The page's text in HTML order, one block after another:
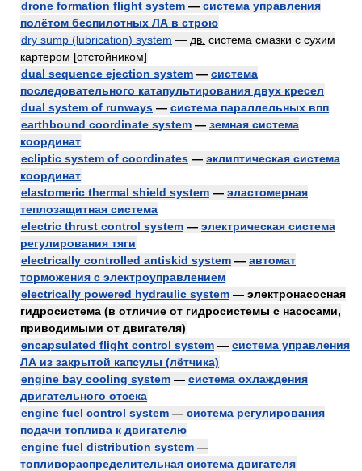
drone formation flight system — система управления
полётом беспилотных ЛА в строю
dry sump (lubrication) system — дв. система смазки с сухим
картером [отстойником]
dual sequence ejection system — система
последовательного катапультирования двух кресел
dual system of runways — система параллельных впп
earthbound coordinate system — земная система
координат
ecliptic system of coordinates — эклиптическая система
координат
elastomeric thermal shield system — эластомерная
теплозащитная система
electric thrust control system — электрическая система
регулирования тяги
electrically controlled antiskid system — автомат
торможения с электроуправлением
electrically powered hydraulic system — электронасосная
гидросистема (в отличие от гидросистемы с насосами,
приводимыми от двигателя)
encapsulated flight control system — система управления
ЛА из закрытой капсулы (лётчика)
engine bay cooling system — система охлаждения
двигательного отсека
engine fuel control system — система регулирования
подачи топлива к двигателю
engine fuel distribution system —
топливораспределительная система двигателя